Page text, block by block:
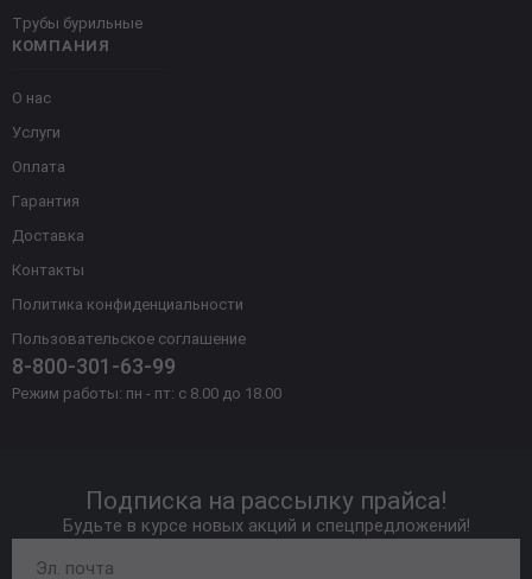
КОМПАНИЯ
О нас
Услуги
Оплата
Гарантия
Доставка
Контакты
Политика конфиденциальности
Пользовательское соглашение
8-800-301-63-99
Режим работы: пн - пт: с 8.00 до 18.00
Трубы бурильные
Подписка на рассылку прайса!
Будьте в курсе новых акций и спецпредложений!